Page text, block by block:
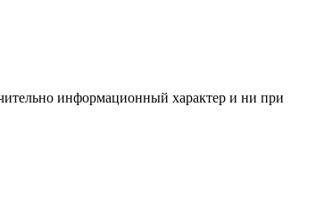
информационный характер и ни при